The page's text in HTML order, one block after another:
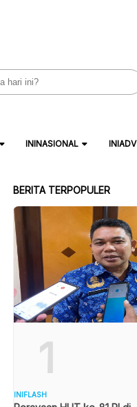
ININASIONAL INIADV
BERITA TERPOPULER
1
INIFLASH